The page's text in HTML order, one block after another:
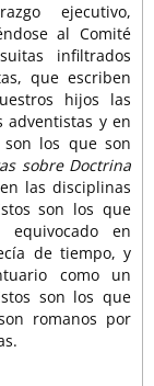
ejecutivo,
al Comité
infiltrados
que escriben
hijos las
adventistas y en
los que son
sobre Doctrina
las disciplinas
son los que
en
de tiempo, y
como un
son los que
romanos por